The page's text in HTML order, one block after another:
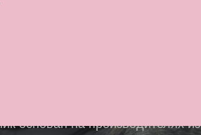
основан на производителях из